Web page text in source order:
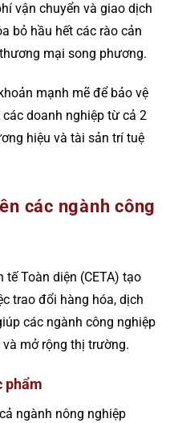
vận chuyển và giao dịch
bỏ hầu hết các rào cản
mại song phương.
mạnh mẽ để bảo vệ
doanh nghiệp từ cả 2
hiệu và tài sản trí tuệ
các ngành công
Toàn diện (CETA) tạo
trao đổi hàng hóa, dịch
các ngành công nghiệp
mở rộng thị trường.
phẩm
ngành nông nghiệp